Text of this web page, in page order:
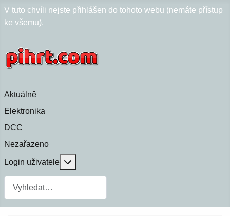
V tuto chvíli nejste přihlášen do tohoto webu (nemáte přístup
ke všemu).
Aktuálně
Elektronika
DCC
Nezařazeno
Login uživatele